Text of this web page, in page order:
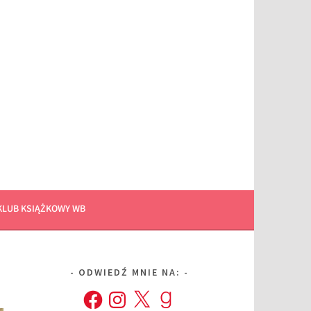
KSIĄŻKOWY WB
ODWIEDŹ MNIE NA:
FacebookInstagram
X Goodreads